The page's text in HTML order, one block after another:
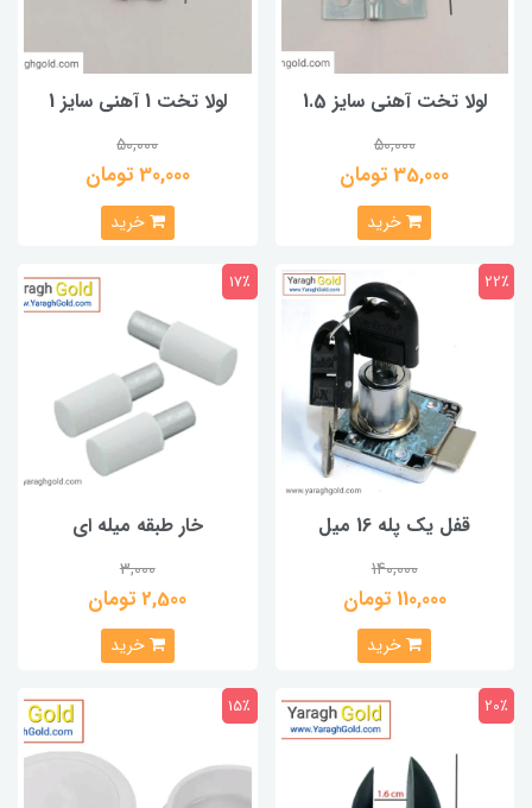
لولا تخت آهنی سایز 1.5
50,000
35,000 تومان
خرید
لولا تخت 1 آهنی سایز 1
50,000
30,000 تومان
خرید
قفل یک پله 16 میل
140,000
110,000 تومان
22٪
خرید
خار طبقه میله ای
3,000
2,500 تومان
17٪
خرید
20٪ 15٪